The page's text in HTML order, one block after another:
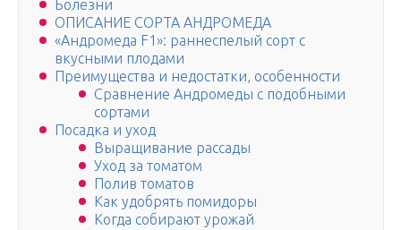
Болезни
ОПИСАНИЕ СОРТА АНДРОМЕДА
«Андромеда F1»: раннеспелый сорт с
вкусными плодами
Преимущества и недостатки, особенности
Сравнение Андромеды с подобными
сортами
Посадка и уход
Выращивание рассады
Уход за томатом
Полив томатов
Как удобрять помидоры
Когда собирают урожай